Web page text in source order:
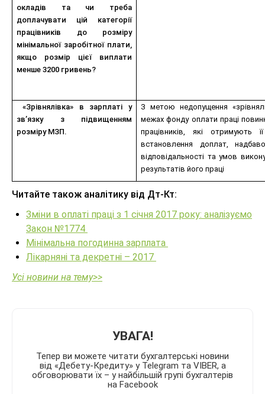
окладів та чи треба
доплачувати цій категорії
працівників до розміру
мінімальної заробітної плати,
якщо розмір цієї виплати
менше 3200 гривень?
«Зрівнялівка» в зарплаті у
зв’язку з підвищенням
розміру МЗП.
З метою недопущення
межах фонду оплати праці
працівників, які отримують
встановлення доплат,
відповідальності та умов
результатів його праці
Читайте також аналітику від Дт-Кт:
Зміни в оплаті праці з 1 січня 2017 року: аналізуємо
Закон №1774
Мінімальна погодинна зарплата
Лікарняні та декретні – 2017
Усі новини на тему>>
УВАГА!
Тепер ви можете читати бухгалтерські новини
від «Дебету-Кредиту» у Telegram та VIBER, а
обговорювати їх – у найбільшій групі бухгалтерів
на Facebook